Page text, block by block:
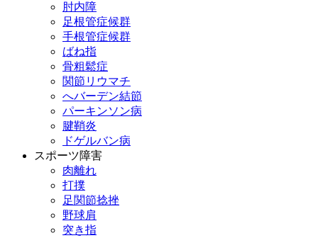
肘内障
足根管症候群
手根管症候群
ばね指
骨粗鬆症
関節リウマチ
へバーデン結節
パーキンソン病
腱鞘炎
ドゲルバン病
スポーツ障害
肉離れ
打撲
足関節捻挫
野球肩
突き指